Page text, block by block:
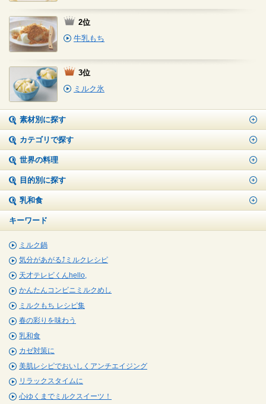
2位
牛乳もち
3位
ミルク氷
素材別に探す
カテゴリで探す
世界の料理
目的別に探す
乳和食
キーワード
ミルク鍋
気分があがる⤴ミルクレシピ
天才テレビくんhello,
かんたんコンビニミルクめし
ミルクもち レシピ集
春の彩りを味わう
乳和食
カゼ対策に
美肌レシピでおいしくアンチエイジング
リラックスタイムに
心ゆくまでミルクスイーツ！